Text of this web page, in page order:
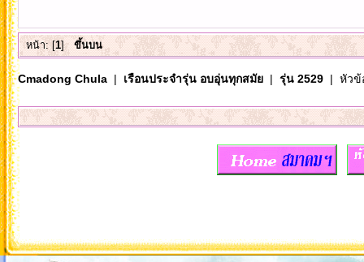
หน้า: [1] ขึ้นบน
Cmadong Chula| เรือนประจำรุ่น อบอุ่นทุกสมัย| รุ่น 2529 | หัว